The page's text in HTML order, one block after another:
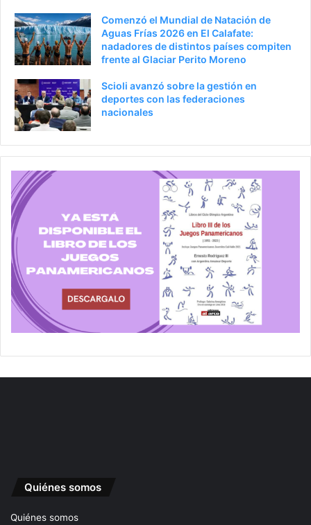
Comenzó el Mundial de Natación de
Aguas Frías 2026 en El Calafate:
nadadores de distintos países compiten
frente al Glaciar Perito Moreno
Scioli avanzó sobre la gestión en
deportes con las federaciones
nacionales
Quiénes somos
Quiénes somos